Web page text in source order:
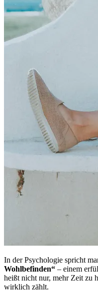
In der Psychologie spricht
Wohlbefinden“ – einem
heißt nicht nur, mehr Zeit zu
wirklich zählt.